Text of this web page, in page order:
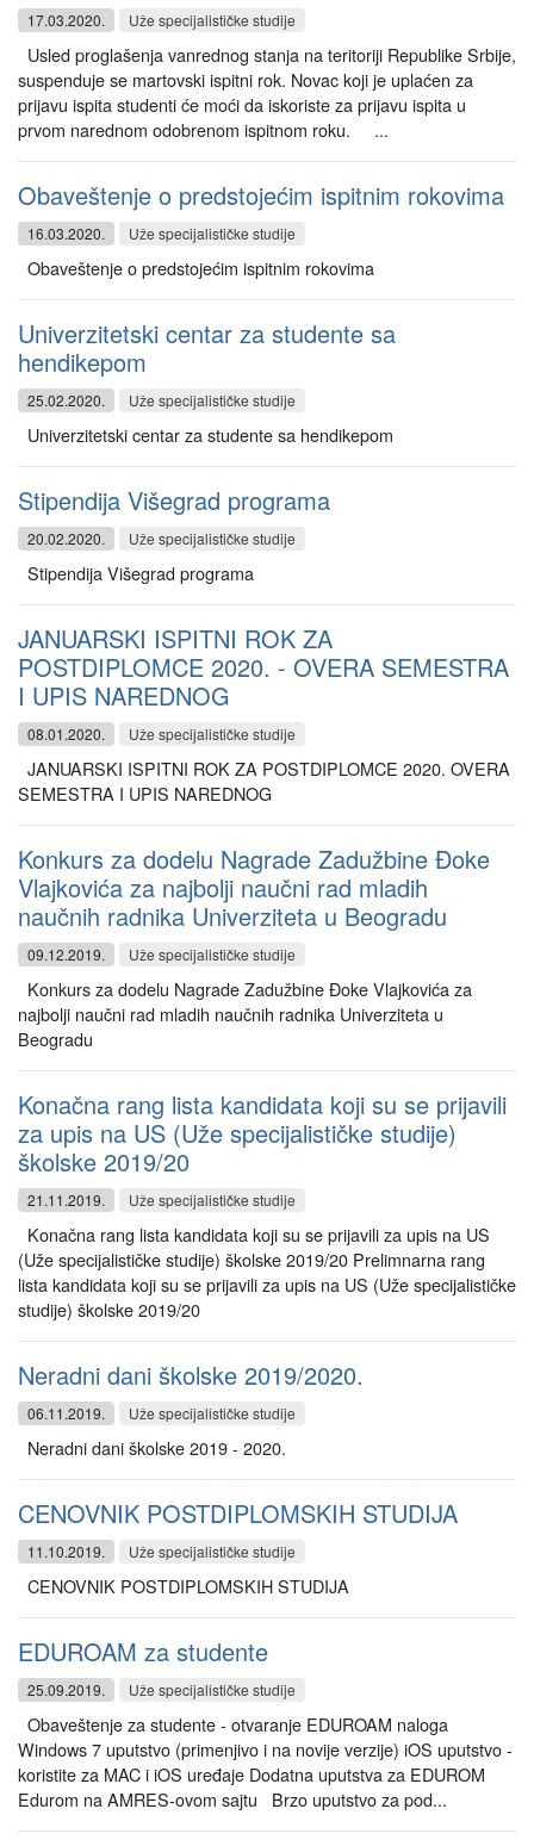
17.03.2020. Uže specijalističke studije
Usled proglašenja vanrednog stanja na teritoriji Republike Srbije,
suspenduje se martovski ispitni rok. Novac koji je uplaćen za
prijavu ispita studenti će moći da iskoriste za prijavu ispita u
prvom narednom odobrenom ispitnom roku. ...
Obaveštenje o predstojećim ispitnim rokovima
16.03.2020. Uže specijalističke studije
Obaveštenje o predstojećim ispitnim rokovima
Univerzitetski centar za studente sa
hendikepom
25.02.2020. Uže specijalističke studije
Univerzitetski centar za studente sa hendikepom
Stipendija Višegrad programa
20.02.2020. Uže specijalističke studije
Stipendija Višegrad programa
JANUARSKI ISPITNI ROK ZA
POSTDIPLOMCE 2020. - OVERA SEMESTRA
I UPIS NAREDNOG
08.01.2020. Uže specijalističke studije
JANUARSKI ISPITNI ROK ZA POSTDIPLOMCE 2020. OVERA
SEMESTRA I UPIS NAREDNOG
Konkurs za dodelu Nagrade Zadužbine Đoke
Vlajkovića za najbolji naučni rad mladih
naučnih radnika Univerziteta u Beogradu
09.12.2019. Uže specijalističke studije
Konkurs za dodelu Nagrade Zadužbine Đoke Vlajkovića za
najbolji naučni rad mladih naučnih radnika Univerziteta u
Beogradu
Konačna rang lista kandidata koji su se prijavili
za upis na US (Uže specijalističke studije)
školske 2019/20
21.11.2019. Uže specijalističke studije
Konačna rang lista kandidata koji su se prijavili za upis na US
(Uže specijalističke studije) školske 2019/20 Prelimnarna rang
lista kandidata koji su se prijavili za upis na US (Uže specijalističke
studije) školske 2019/20
Neradni dani školske 2019/2020.
06.11.2019. Uže specijalističke studije
Neradni dani školske 2019 - 2020.
CENOVNIK POSTDIPLOMSKIH STUDIJA
11.10.2019. Uže specijalističke studije
CENOVNIK POSTDIPLOMSKIH STUDIJA
EDUROAM za studente
25.09.2019. Uže specijalističke studije
Obaveštenje za studente - otvaranje EDUROAM naloga
Windows 7 uputstvo (primenjivo i na novije verzije) iOS uputstvo -
koristite za MAC i iOS uređaje Dodatna uputstva za EDUROM
Edurom na AMRES-ovom sajtu Brzo uputstvo za pod...